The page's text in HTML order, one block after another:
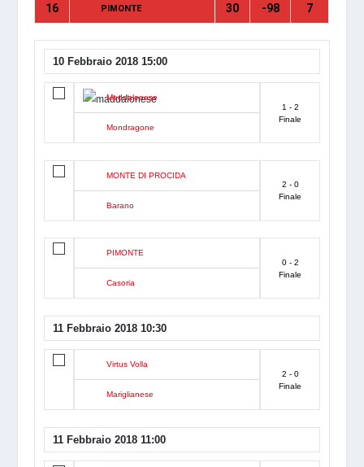
16 PIMONTE 30 -98 7
10 Febbraio 2018 15:00
Maddalonese
Mondragone
1 - 2
Finale
MONTE DI PROCIDA
Barano
2 - 0
Finale
PIMONTE
Casoria
0 - 2
Finale
11 Febbraio 2018 10:30
Virtus Volla
Mariglianese
2 - 0
Finale
11 Febbraio 2018 11:00